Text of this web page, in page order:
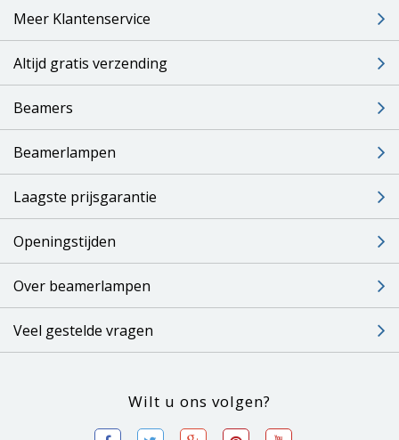
Meer Klantenservice
Altijd gratis verzending
Beamers
Beamerlampen
Laagste prijsgarantie
Openingstijden
Over beamerlampen
Veel gestelde vragen
Wilt u ons volgen?